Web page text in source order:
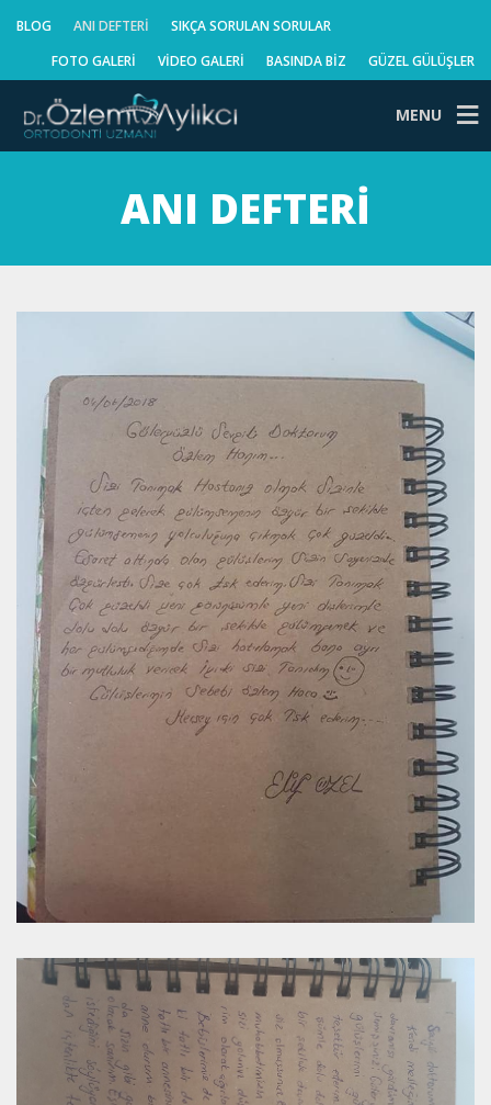
BLOG ANI DEFTERI
SIKÇA SORULAN SORULAR
FOTO GALERI
VIDEO GALERI BASINDA BIZ GÜZEL GÜLÜŞLER
MENU
ANI DEFTERI